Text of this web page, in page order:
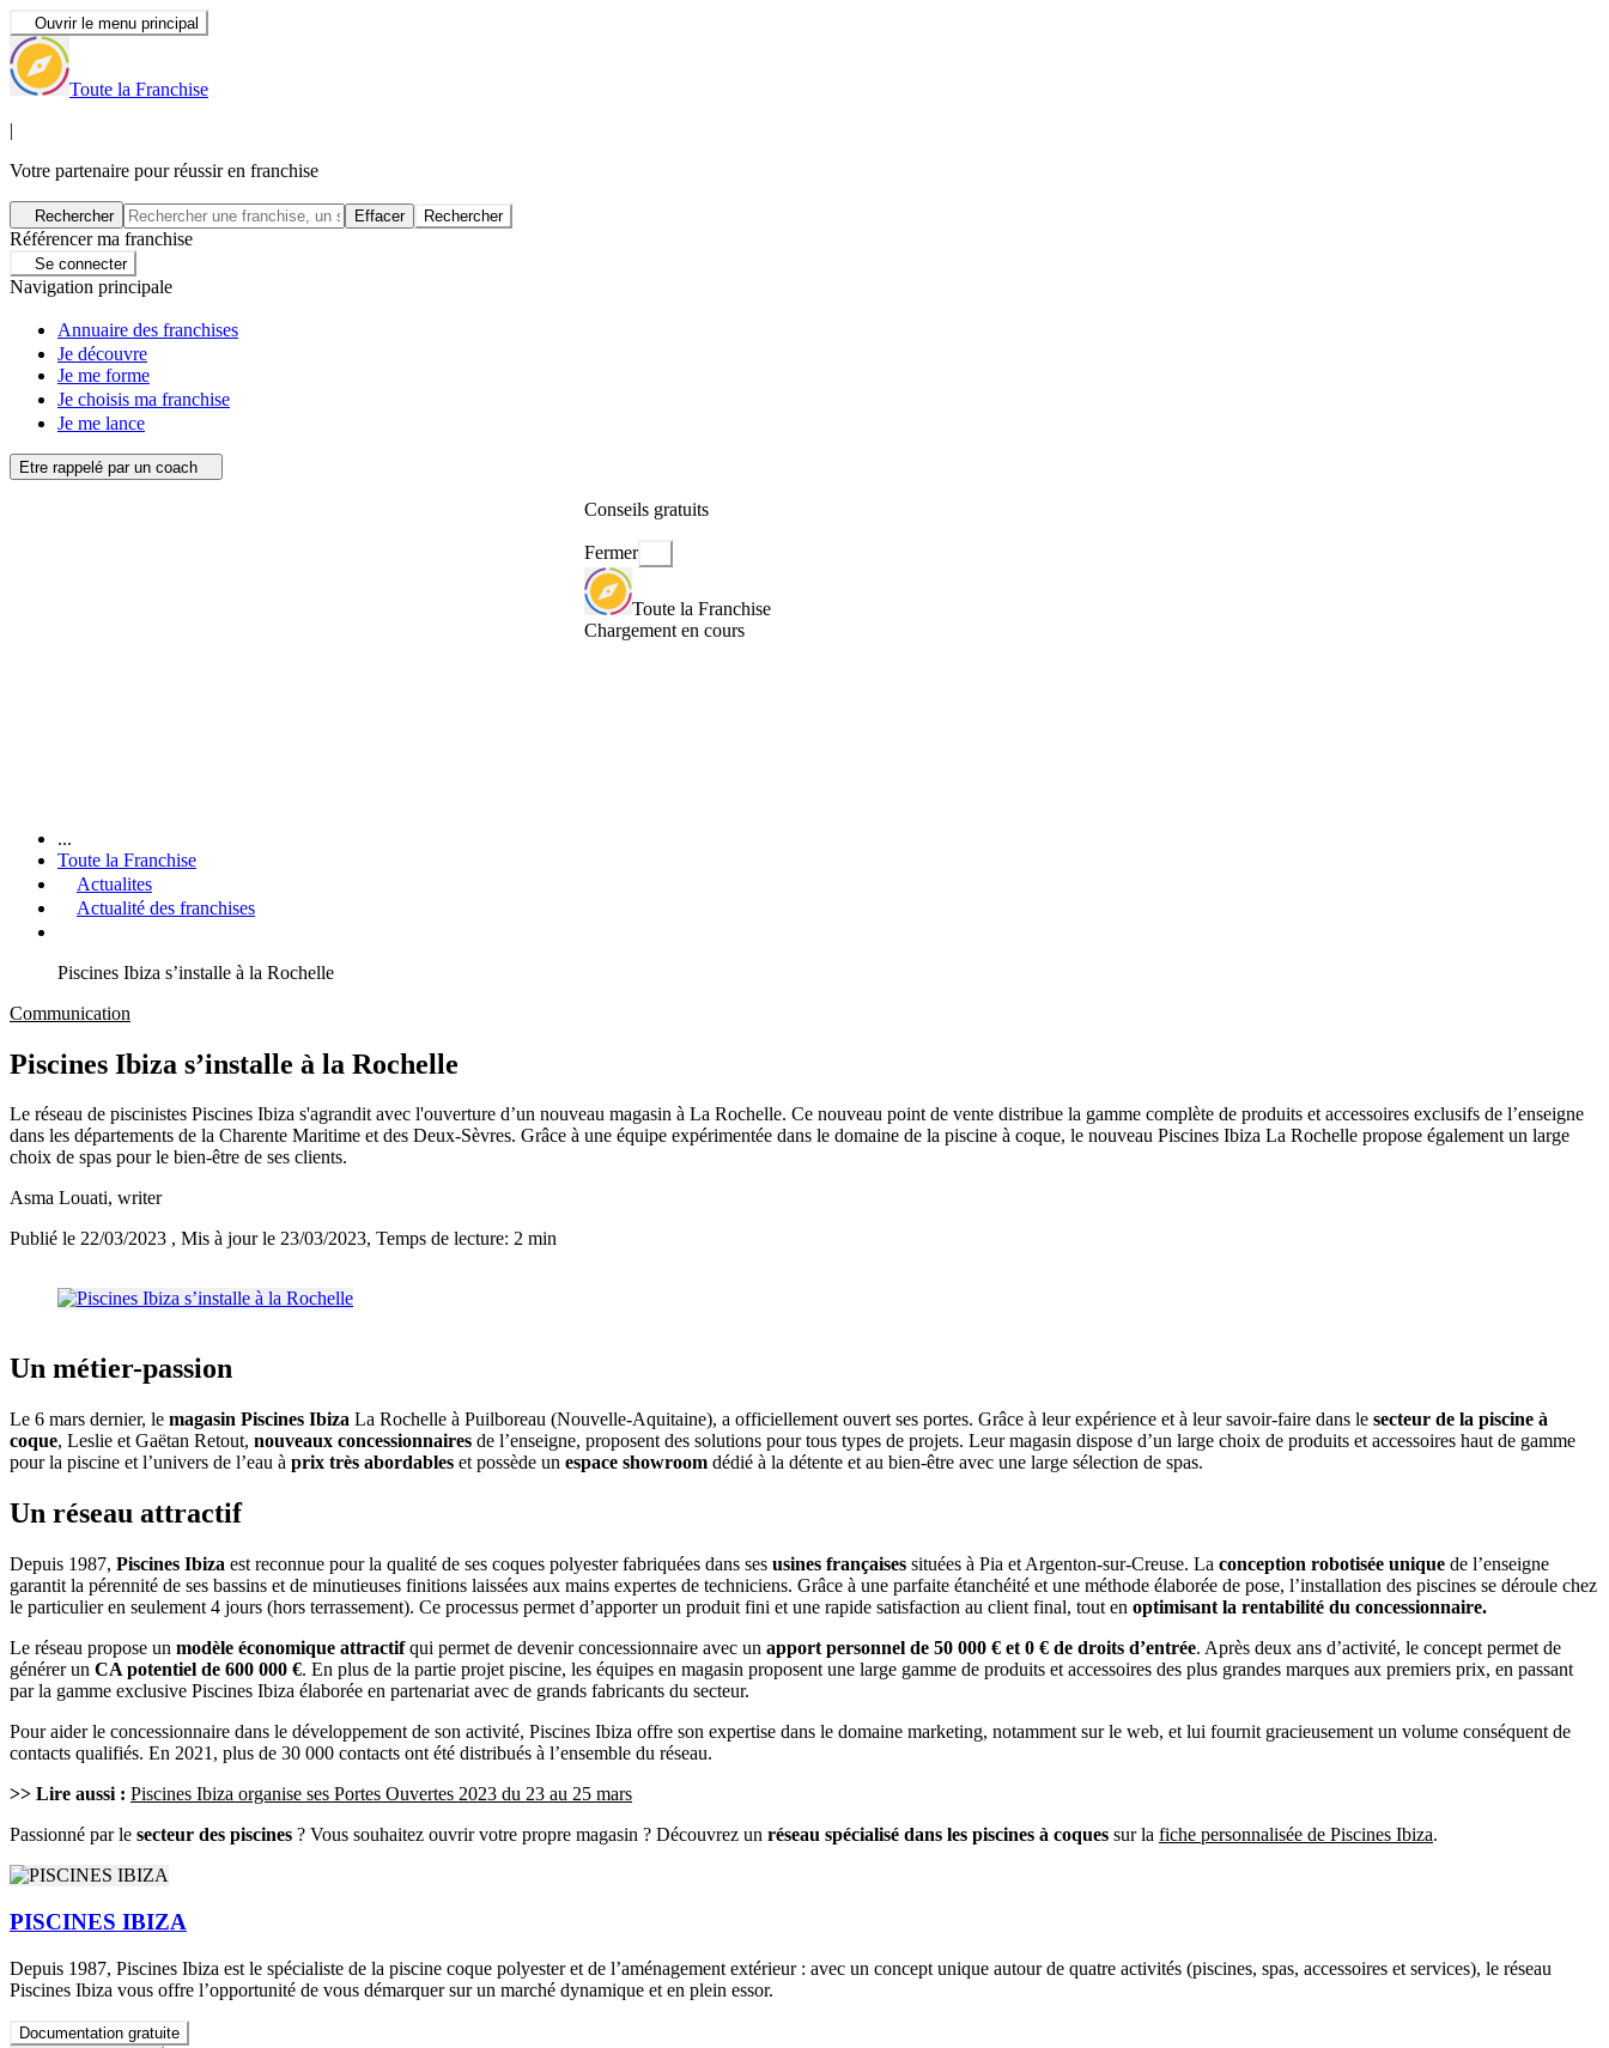
Ouvrir le menu principal
Toute la Franchise
|
Votre partenaire pour réussir en franchise
Rechercher Effacer Rechercher
Référencer ma franchise
Se connecter
Navigation principale
Annuaire des franchises
Je découvre
Je me forme
Je choisis ma franchise
Je me lance
Etre rappelé par un coach
Conseils gratuits
Fermer
Toute la Franchise
Chargement en cours
...
Toute la Franchise
Actualites
Actualité des franchises
Piscines Ibiza s’installe à la Rochelle
Communication
Piscines Ibiza s’installe à la Rochelle
Le réseau de piscinistes Piscines Ibiza s'agrandit avec l'ouverture d’un nouveau magasin à La Rochelle. Ce nouveau point de vente distribue la gamme complète de produits et accessoires exclusifs de l’enseigne
dans les départements de la Charente Maritime et des Deux-Sèvres. Grâce à une équipe expérimentée dans le domaine de la piscine à coque, le nouveau Piscines Ibiza La Rochelle propose également un large
choix de spas pour le bien-être de ses clients.
Asma Louati, writer
Publié le 22/03/2023 , Mis à jour le 23/03/2023, Temps de lecture: 2 min
Un métier-passion
Le 6 mars dernier, le magasin Piscines Ibiza La Rochelle à Puilboreau (Nouvelle-Aquitaine), a officiellement ouvert ses portes. Grâce à leur expérience et à leur savoir-faire dans le secteur de la piscine à
coque, Leslie et Gaëtan Retout, nouveaux concessionnaires de l’enseigne, proposent des solutions pour tous types de projets. Leur magasin dispose d’un large choix de produits et accessoires haut de gamme
pour la piscine et l’univers de l’eau à prix très abordables et possède un espace showroom dédié à la détente et au bien-être avec une large sélection de spas.
Un réseau attractif
Depuis 1987, Piscines Ibiza est reconnue pour la qualité de ses coques polyester fabriquées dans ses usines françaises situées à Pia et Argenton-sur-Creuse. La conception robotisée unique de l’enseigne
garantit la pérennité de ses bassins et de minutieuses finitions laissées aux mains expertes de techniciens. Grâce à une parfaite étanchéité et une méthode élaborée de pose, l’installation des piscines se déroule chez
le particulier en seulement 4 jours (hors terrassement). Ce processus permet d’apporter un produit fini et une rapide satisfaction au client final, tout en optimisant la rentabilité du concessionnaire.
Le réseau propose un modèle économique attractifqui permet de devenir concessionnaire avec un apport personnel de 50 000 € et 0 € de droits d’entrée. Après deux ans d’activité, le concept permet de
générer un CA potentiel de 600 000 €. En plus de la partie projet piscine, les équipes en magasin proposent une large gamme de produits et accessoires des plus grandes marques aux premiers prix, en passant
par la gamme exclusive Piscines Ibiza élaborée en partenariat avec de grands fabricants du secteur.
Pour aider le concessionnaire dans le développement de son activité, Piscines Ibiza offre son expertise dans le domaine marketing, notamment sur le web, et lui fournit gracieusement un volume conséquent de
contacts qualifiés. En 2021, plus de 30 000 contacts ont été distribués à l’ensemble du réseau.
>> Lire aussi : Piscines Ibiza organise ses Portes Ouvertes 2023 du 23 au 25 mars
Passionné par le secteur des piscines ? Vous souhaitez ouvrir votre propre magasin ? Découvrez un réseau spécialisé dans les piscines à coques sur la fiche personnalisée de Piscines Ibiza.
PISCINES IBIZA
Depuis 1987, Piscines Ibiza est le spécialiste de la piscine coque polyester et de l’aménagement extérieur : avec un concept unique autour de quatre activités (piscines, spas, accessoires et services), le réseau
Piscines Ibiza vous offre l’opportunité de vous démarquer sur un marché dynamique et en plein essor.
Documentation gratuite